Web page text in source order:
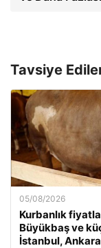
Tavsiye
05/08/2026
Kurbanlık
Büyükbaş ve
İstanbul,